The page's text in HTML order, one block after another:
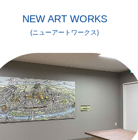
NEW ART WORKS
(ニューアートワークス)